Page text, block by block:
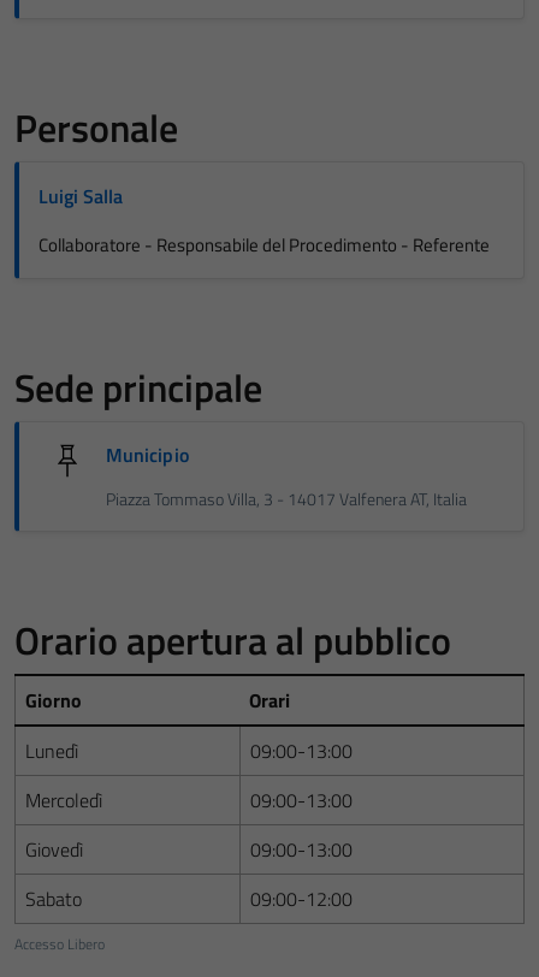
Personale
Luigi Salla
Collaboratore - Responsabile del Procedimento - Referente
Sede principale
Municipio
Piazza Tommaso Villa, 3 - 14017 Valfenera AT, Italia
Orario apertura al pubblico
Accesso Libero
Giorno
Orari
Lunedì
09:00-13:00
Mercoledì
09:00-13:00
Giovedì
09:00-13:00
Sabato
09:00-12:00